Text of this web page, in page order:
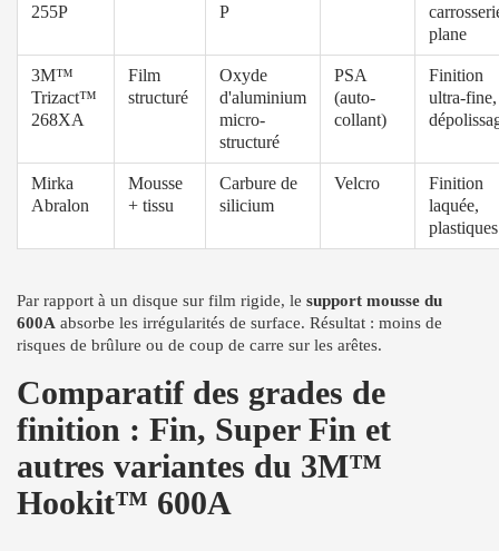
255P
P
plane
3M™
Trizact™
268XA
Film
structuré
Oxyde
d'aluminium
micro-
structuré
PSA
(auto-
collant)
Finition
ultra-fine,
Mirka
Abralon
Mousse
+ tissu
Carbure de
silicium
Velcro
Finition
laquée,
plastiques
Par rapport à un disque sur film rigide, le support mousse du
600A absorbe les irrégularités de surface. Résultat : moins de
risques de brûlure ou de coup de carre sur les arêtes.
Comparatif des grades de
finition : Fin, Super Fin et
autres variantes du 3M™
Hookit™ 600A